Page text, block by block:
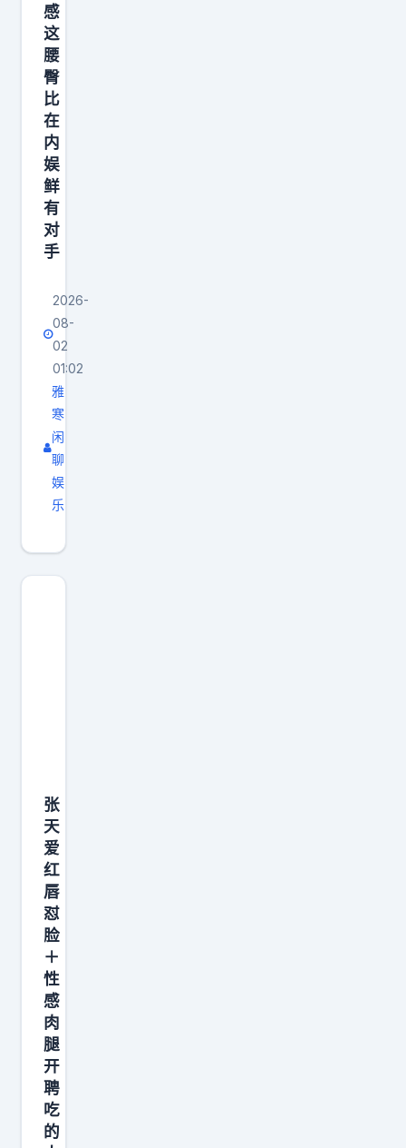
感
这
腰
臀
比
在
内
娱
鲜
有
对
手
2026-
08-
02
01:02
雅
寒
闲
聊
娱
乐
张
天
爱
红
唇
怼
脸
＋
性
感
肉
腿
开
聘
吃
的